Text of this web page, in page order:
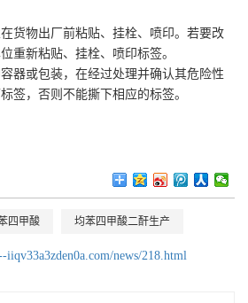
货物出厂前粘贴、挂栓、喷印。若要改
重新粘贴、挂栓、喷印标签。
器或包装，在经过处理并确认其危险性
签，否则不能撕下相应的标签。
四甲酸 均苯四甲酸二酐生产
news/218.html